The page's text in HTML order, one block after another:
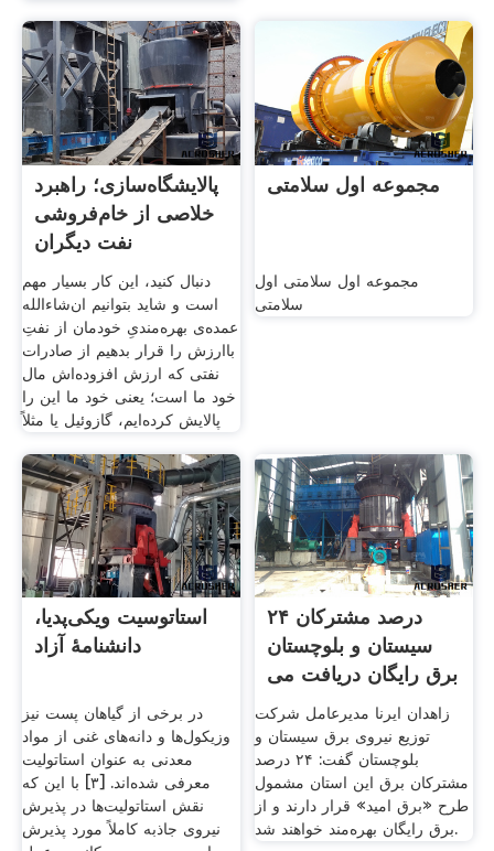
پالایشگاه‌سازی؛ راهبرد
خلاصی از خام‌فروشی
نفت ديگران
دنبال کنید، این کار بسیار مهم
است و شاید بتوانیم ان‌شاءالله
عمده‌ی بهره‌مندیِ خودمان از نفتِ
باارزش را قرار بدهیم از صادرات
نفتی که ارزش افزوده‌اش مال
خود ما است؛ یعنی خود ما این را
پالایش کرده‌ایم، گازوئیل یا مثلاً
مجموعه اول سلامتی
مجموعه اول سلامتی اول
سلامتی
استاتوسیت ویکی‌پدیا،
دانشنامهٔ آزاد
در برخی از گیاهان پست نیز
وزیکول‌ها و دانه‌های غنی از مواد
معدنی به عنوان استاتولیت
معرفی شده‌اند. [۳] با این که
نقش استاتولیت‌ها در پذیرش
نیروی جاذبه کاملاً مورد پذیرش
۲۴ درصد مشترکان
سیستان و بلوچستان
برق رایگان دریافت می
زاهدان ایرنا مدیرعامل شرکت
توزیع نیروی برق سیستان و
بلوچستان گفت: ۲۴ درصد
مشترکان برق این استان مشمول
طرح «برق امید» قرار دارند و از
برق رایگان بهره‌مند خواهند شد.